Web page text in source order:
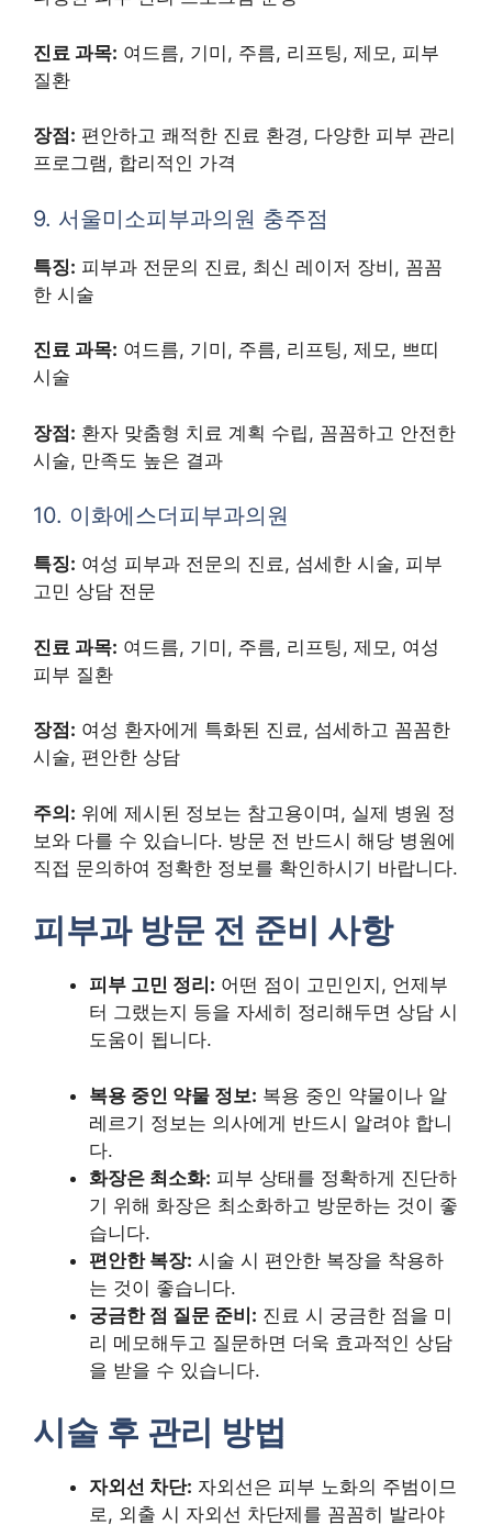
진료 과목: 여드름, 기미, 주름, 리프팅, 제모, 피부
질환
장점: 편안하고 쾌적한 진료 환경, 다양한 피부 관리
프로그램, 합리적인 가격
9. 서울미소피부과의원 충주점
특징: 피부과 전문의 진료, 최신 레이저 장비, 꼼꼼
한 시술
진료 과목: 여드름, 기미, 주름, 리프팅, 제모, 쁘띠
시술
장점: 환자 맞춤형 치료 계획 수립, 꼼꼼하고 안전한
시술, 만족도 높은 결과
10. 이화에스더피부과의원
특징: 여성 피부과 전문의 진료, 섬세한 시술, 피부
고민 상담 전문
진료 과목: 여드름, 기미, 주름, 리프팅, 제모, 여성
피부 질환
장점: 여성 환자에게 특화된 진료, 섬세하고 꼼꼼한
시술, 편안한 상담
주의: 위에 제시된 정보는 참고용이며, 실제 병원 정
보와 다를 수 있습니다. 방문 전 반드시 해당 병원에
직접 문의하여 정확한 정보를 확인하시기 바랍니다.
피부과 방문 전 준비 사항
피부 고민 정리: 어떤 점이 고민인지, 언제부
터 그랬는지 등을 자세히 정리해두면 상담 시
도움이 됩니다.
복용 중인 약물 정보: 복용 중인 약물이나 알
레르기 정보는 의사에게 반드시 알려야 합니
다.
화장은 최소화: 피부 상태를 정확하게 진단하
기 위해 화장은 최소화하고 방문하는 것이 좋
습니다.
편안한 복장: 시술 시 편안한 복장을 착용하
는 것이 좋습니다.
궁금한 점 질문 준비: 진료 시 궁금한 점을 미
리 메모해두고 질문하면 더욱 효과적인 상담
을 받을 수 있습니다.
시술 후 관리 방법
자외선 차단: 자외선은 피부 노화의 주범이므
로, 외출 시 자외선 차단제를 꼼꼼히 발라야